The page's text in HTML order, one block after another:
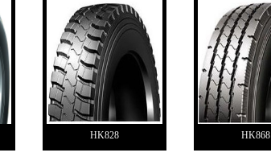
HK828 HK868